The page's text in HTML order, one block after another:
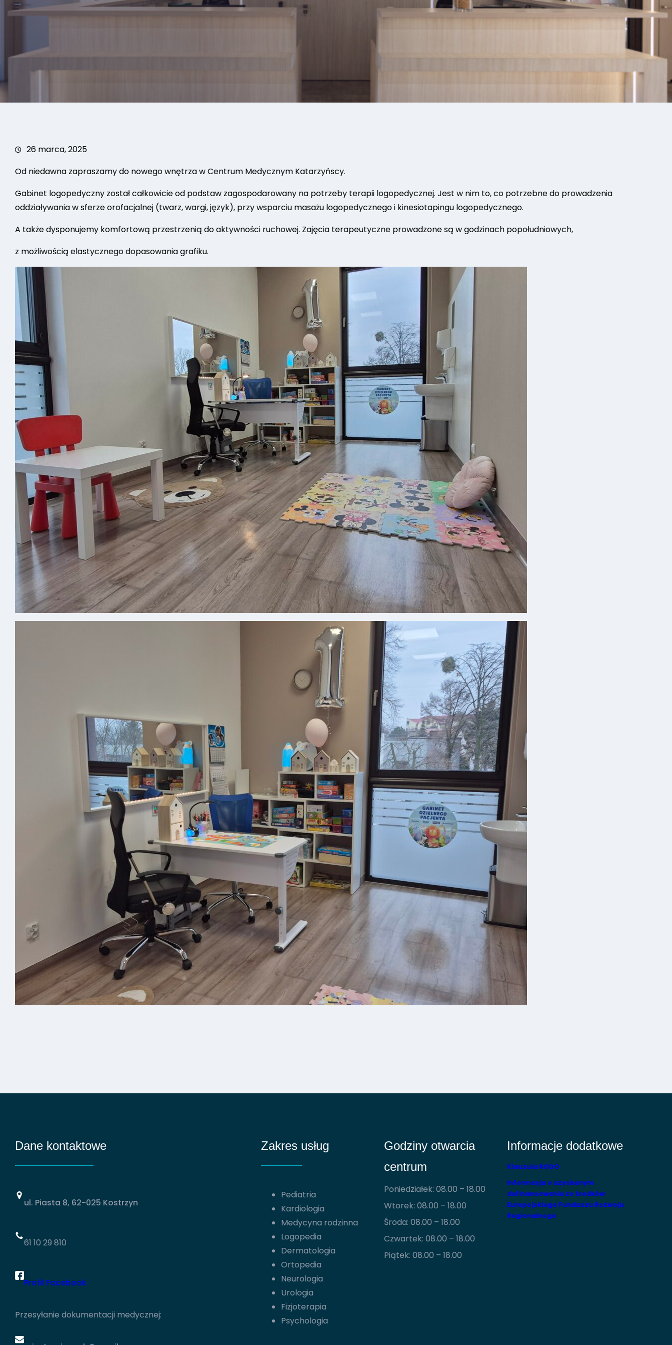
26 marca, 2025
Od niedawna zapraszamy do nowego wnętrza w Centrum Medycznym Katarzyńscy.
Gabinet logopedyczny został całkowicie od podstaw zagospodarowany na potrzeby terapii logopedycznej. Jest w nim to, co potrzebne do prowadzenia
oddziaływania w sferze orofacjalnej (twarz, wargi, język), przy wsparciu masażu logopedycznego i kinesiotapingu logopedycznego.
A także dysponujemy komfortową przestrzenią do aktywności ruchowej. Zajęcia terapeutyczne prowadzone są w godzinach popołudniowych,
z możliwością elastycznego dopasowania grafiku.
Dane kontaktowe
ul. Piasta 8, 62-025 Kostrzyn
61 10 29 810
Profil Facebook
Przesyłanie dokumentacji medycznej:
Zakres usług
Pediatria
Kardiologia
Medycyna rodzinna
Logopedia
Dermatologia
Ortopedia
Neurologia
Urologia
Fizjoterapia
Psychologia
Godziny otwarcia
centrum
Poniedziałek: 08.00 – 18.00
Wtorek: 08.00 – 18.00
Środa: 08.00 – 18.00
Czwartek: 08.00 – 18.00
Piątek: 08.00 – 18.00
Informacje dodatkowe
Klauzula RODO
Informacja o uzyskanym
dofinansowaniu ze środków
Europejskiego Funduszu Rozwoju
Regionalnego